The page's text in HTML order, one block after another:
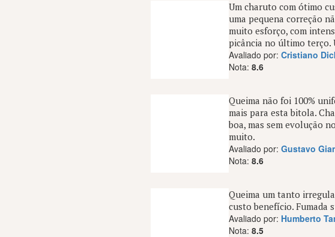
Um charuto com ótimo
uma pequena correção
muito esforço, com
picância no último terço.
Avaliado por: Cristiano
Nota: 8.6
Queima não foi 100%
mais para esta bitola.
boa, mas sem evolução
muito.
Avaliado por: Gustavo
Nota: 8.6
Queima um tanto
custo benefício. Fumada
Avaliado por: Humberto
Nota: 8.5